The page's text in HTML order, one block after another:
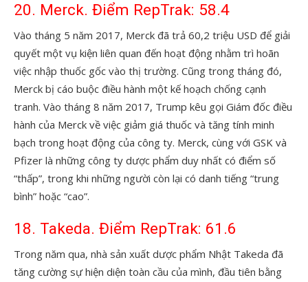
20. Merck. Điểm RepTrak: 58.4
Vào tháng 5 năm 2017, Merck đã trả 60,2 triệu USD để giải
quyết một vụ kiện liên quan đến hoạt động nhằm trì hoãn
việc nhập thuốc gốc vào thị trường. Cũng trong tháng đó,
Merck bị cáo buộc điều hành một kế hoạch chống cạnh
tranh. Vào tháng 8 năm 2017, Trump kêu gọi Giám đốc điều
hành của Merck về việc giảm giá thuốc và tăng tính minh
bạch trong hoạt động của công ty. Merck, cùng với GSK và
Pfizer là những công ty dược phẩm duy nhất có điểm số
“thấp”, trong khi những người còn lại có danh tiếng “trung
bình” hoặc “cao”.
18. Takeda. Điểm RepTrak: 61.6
Trong năm qua, nhà sản xuất dược phẩm Nhật Takeda đã
tăng cường sự hiện diện toàn cầu của mình, đầu tiên bằng